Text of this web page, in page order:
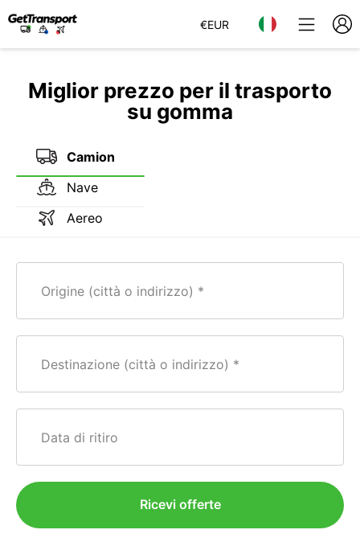
€EUR
Miglior prezzo per il trasporto
su gomma
Camion
Nave
Aereo
Origine (città o indirizzo)
Destinazione (città o indirizzo)
Data di ritiro
Ricevi offerte